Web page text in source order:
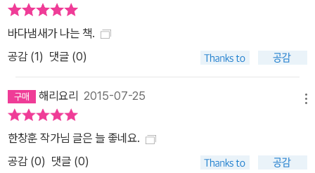
바다냄새가 나는 책.
공감 (1) 댓글 (0)
해리요리 2015-07-25
한창훈 작가님 글은 늘 좋네요.
공감 (0) 댓글 (0)